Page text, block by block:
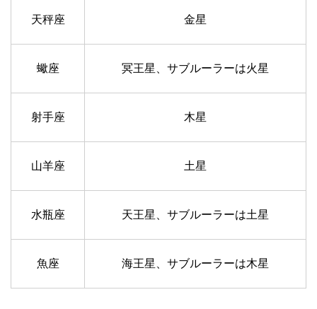
天秤座 金星
蠍座 冥王星、サブルーラーは火星
射手座 木星
山羊座 土星
水瓶座 天王星、サブルーラーは土星
魚座 海王星、サブルーラーは木星